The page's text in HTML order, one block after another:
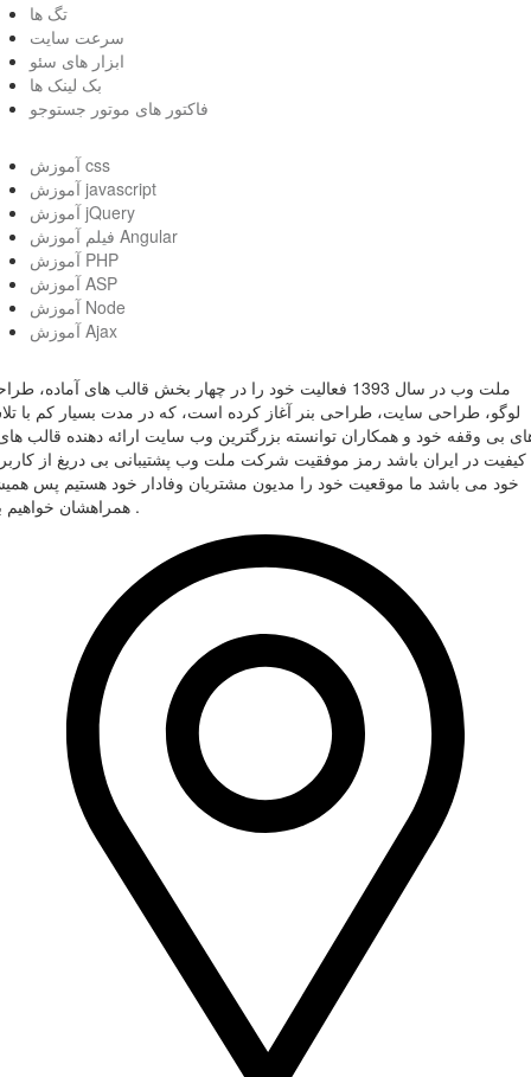
تگ ها
سرعت سایت
ابزار های سئو
بک لینک ها
فاکتور های موتور جستوجو
آموزش css
آموزش javascript
آموزش jQuery
فیلم آموزش Angular
آموزش PHP
آموزش ASP
آموزش Node
آموزش Ajax
ملت وب در سال 1393 فعالیت خود را در چهار بخش قالب های آماده،
لوگو، طراحی سایت، طراحی بنر آغاز کرده است، که در مدت بسیار کم با
بی وقفه خود و همکاران توانسته بزرگترین وب سایت ارائه دهنده قالب
کیفیت در ایران باشد رمز موفقیت شرکت ملت وب پشتیبانی بی دریغ از
خود می باشد ما موقعیت خود را مدیون مشتریان وفادار خود هستیم پس
همراهشان خواهیم بود .